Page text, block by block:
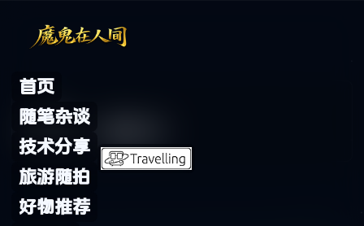
首页
随笔杂谈
技术分享
旅游随拍
好物推荐
Archive
标签：